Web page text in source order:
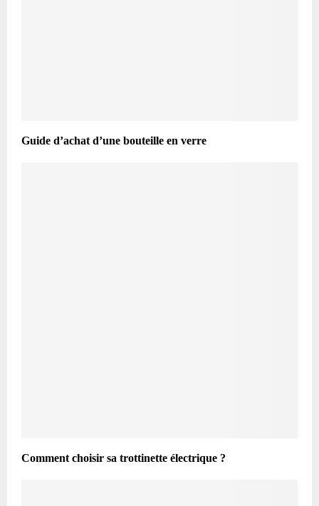
Guide d’achat d’une bouteille en verre
Comment choisir sa trottinette électrique ?